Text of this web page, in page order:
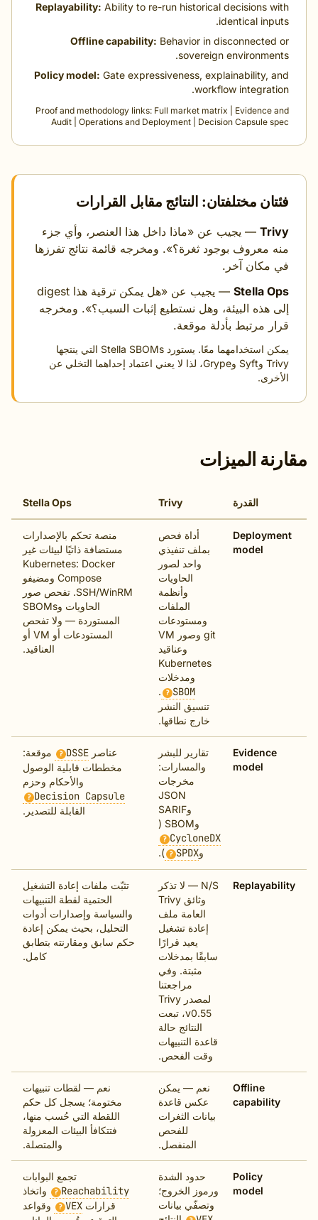
Replayability:Ability to re-run historical decisions
identical
Offline capability:Behavior in
sovereign
Policy model:Gate expressiveness, explainability,
workflow
Proof and methodology links:Full market matrix|Evidence
Audit|Operations and Deployment |Decision Capsule
مختلفتان: النتائج مقابل القرارات
— يجيب عن «ماذا داخل هذا العنصر، وأي جزء
معروف بوجود ثغرة؟». ومخرجه قائمة نتائج تفرزها
مكان آخر.
Stella
— يجيب عن «هل يمكن ترقية هذا digest
هذه البيئة، وهل نستطيع إثبات السبب؟». ومخرجه
مرتبط بأدلة موقعة.
يمكن استخدامهما معًا. يستورد Stella SBOMs التي ينتجها
Trivy وSyft وGrype، لذا لا يعني اعتماد إحداهما التخلي عن
الميزات
Stella Ops
أداة فحص
بملف تنفيذي
واحد لصور
ومستودعات
git وصور VM
Kubernetes
تنسيق النشر
خارج نطاقها.
منصة تحكم بالإصدارات
مستضافة ذاتيًا لبيئات غير
Kubernetes: Docker
Compose ومضيفو
SSH/WinRM. تفحص صور
الحاويات وSBOMs
المستوردة — ولا تفحص
المستودعات أو VM أو
Evidence
تقارير للبشر
والمسارات:
CycloneDX
?
).
DSSE
? موقعة:
مخططات قابلية الوصول
والأحكام وحزم
Decision Capsule
?
القابلة للتصدير.
N/S — لا تذكر
وثائق Trivy
العامة ملف
إعادة تشغيل
سابقًا بمدخلات
مثبتة. وفي
لمصدر Trivy
v0.55، تبعت
النتائج حالة
قاعدة التنبيهات
وقت الفحص.
تثبّت ملفات إعادة التشغيل
الحتمية لقطة التنبيهات
والسياسة وإصدارات أدوات
التحليل، بحيث يمكن إعادة
حكم سابق ومقارنته بتطابق
نعم — يمكن
عكس قاعدة
بيانات الثغرات
نعم — لقطات تنبيهات
مختومة؛ يسجل كل حكم
اللقطة التي حُسب منها،
فتتكافأ البيئات المعزولة
حدود الشدة
ورموز الخروج؛
وتصفّي بيانات
تجمع البوابات
Reachability
? واتخاذ
VEX
? وقواعد